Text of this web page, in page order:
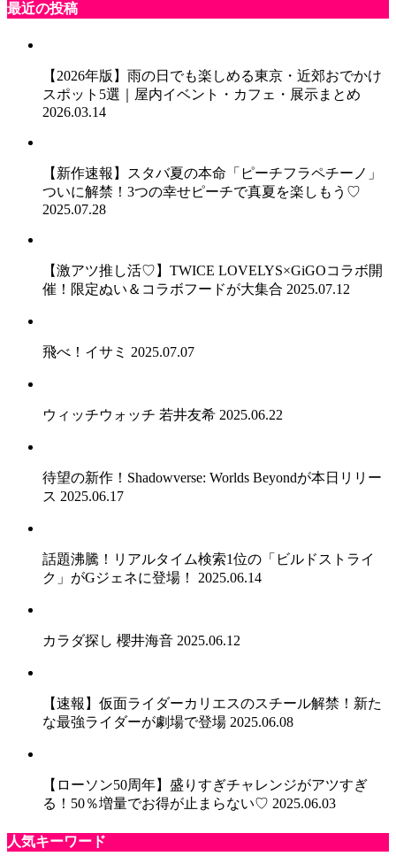
最近の投稿
【2026年版】雨の日でも楽しめる東京・近郊おでかけ
スポット5選｜屋内イベント・カフェ・展示まとめ
2026.03.14
【新作速報】スタバ夏の本命「ピーチフラペチーノ」
ついに解禁！3つの幸せピーチで真夏を楽しもう♡
2025.07.28
【激アツ推し活♡】TWICE LOVELYS×GiGOコラボ開
催！限定ぬい＆コラボフードが大集合 2025.07.12
飛べ！イサミ 2025.07.07
ウィッチウォッチ 若井友希 2025.06.22
待望の新作！Shadowverse: Worlds Beyondが本日リリー
ス 2025.06.17
話題沸騰！リアルタイム検索1位の「ビルドストライ
ク」がGジェネに登場！ 2025.06.14
カラダ探し 櫻井海音 2025.06.12
【速報】仮面ライダーカリエスのスチール解禁！新た
な最強ライダーが劇場で登場 2025.06.08
【ローソン50周年】盛りすぎチャレンジがアツすぎ
る！50％増量でお得が止まらない♡ 2025.06.03
人気キーワード